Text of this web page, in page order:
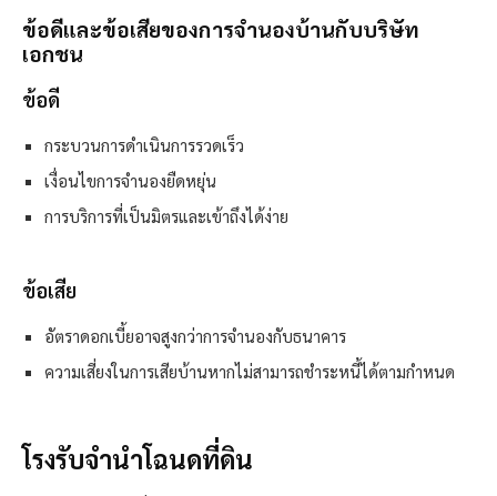
ข้อดีและข้อเสียของการจำนองบ้านกับบริษัท
เอกชน
ข้อดี
กระบวนการดำเนินการรวดเร็ว
เงื่อนไขการจำนองยืดหยุ่น
การบริการที่เป็นมิตรและเข้าถึงได้ง่าย
ข้อเสีย
อัตราดอกเบี้ยอาจสูงกว่าการจำนองกับธนาคาร
ความเสี่ยงในการเสียบ้านหากไม่สามารถชำระหนี้ได้ตามกำหนด
โรงรับจำนำโฉนดที่ดิน